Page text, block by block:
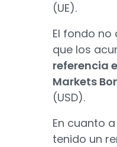
(UE).
El fondo no
que los
referencia
Markets
(USD).
En cuanto
tenido un